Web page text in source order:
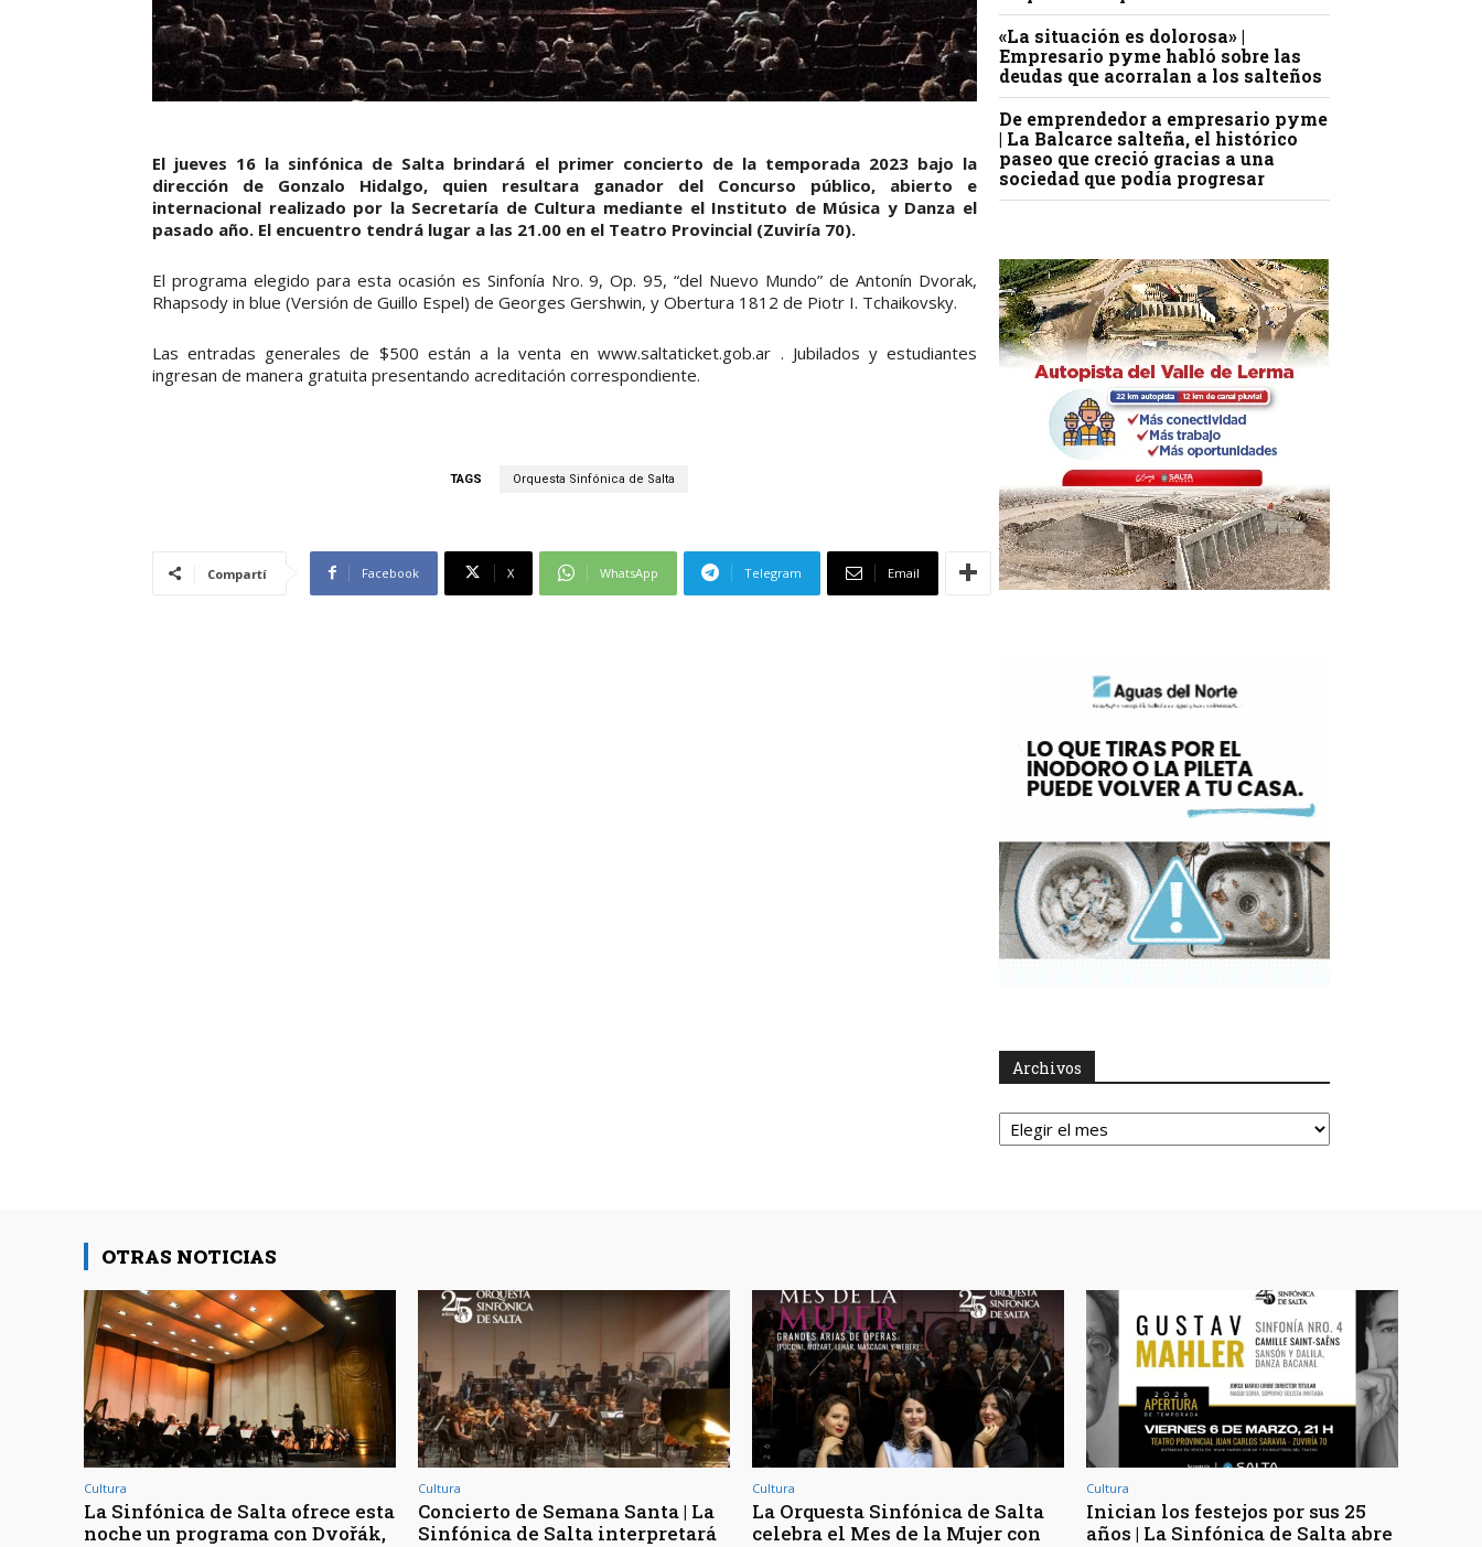
El jueves 16 la sinfónica de Salta brindará el primer concierto de la temporada 2023 bajo la
dirección de Gonzalo Hidalgo, quien resultara ganador del Concurso público, abierto e
internacional realizado por la Secretaría de Cultura mediante el Instituto de Música y Danza el
pasado año. El encuentro tendrá lugar a las 21.00 en el Teatro Provincial (Zuviría 70).
El programa elegido para esta ocasión es Sinfonía Nro. 9, Op. 95, “del Nuevo Mundo” de Antonín Dvorak,
Rhapsody in blue (Versión de Guillo Espel) de Georges Gershwin, y Obertura 1812 de Piotr I. Tchaikovsky.
Las entradas generales de $500 están a la venta en www.saltaticket.gob.ar . Jubilados y estudiantes
ingresan de manera gratuita presentando acreditación correspondiente.
TAGS Orquesta Sinfónica de Salta
Compartí Facebook X WhatsApp Telegram Email
«La situación es dolorosa» |
Empresario pyme habló sobre las
deudas que acorralan a los salteños
De emprendedor a empresario pyme
| La Balcarce salteña, el histórico
paseo que creció gracias a una
sociedad que podía progresar
Archivos
Archivos
OTRAS NOTICIAS
Cultura
La Sinfónica de Salta ofrece esta
noche un programa con Dvořák,
Cultura
Concierto de Semana Santa | La
Sinfónica de Salta interpretará
Cultura
La Orquesta Sinfónica de Salta
celebra el Mes de la Mujer con
Cultura
Inician los festejos por sus 25
años | La Sinfónica de Salta abre